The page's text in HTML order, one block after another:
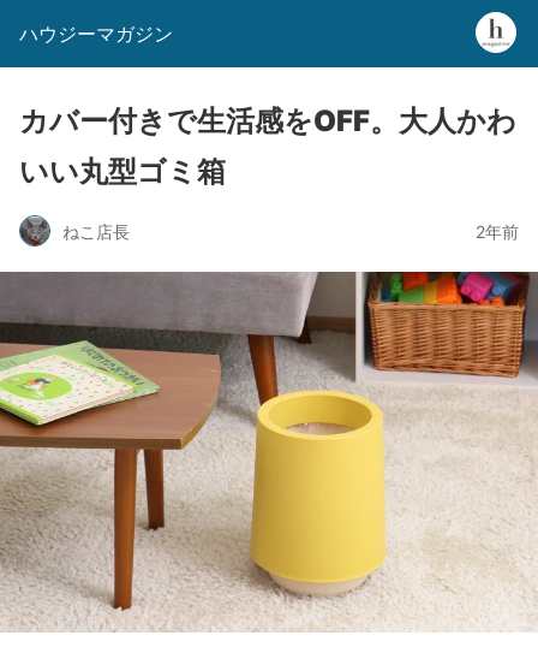
ハウジーマガジン
カバー付きで生活感をOFF。大人かわ
いい丸型ゴミ箱
ねこ店長 2年前